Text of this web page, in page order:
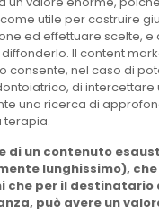
utile per costruire
ed effettuare scelte, e
Il content
consente, nel caso di
di intercettare
una ricerca di
terapia.
di un contenuto
lunghissimo),
che per il destinatario
può avere un